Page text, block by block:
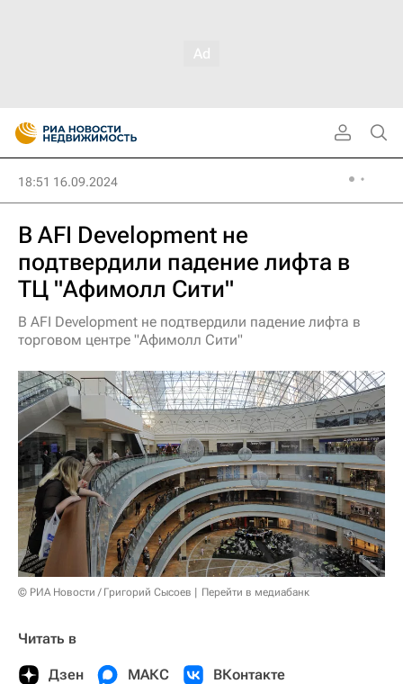
18:51 16.09.2024
В AFI Development не
подтвердили падение лифта в
ТЦ "Афимолл Сити"
В AFI Development не подтвердили падение лифта в
торговом центре "Афимолл Сити"
© РИА Новости / Григорий Сысоев Перейти в медиабанк
Читать в
Дзен МАКС ВКонтакте